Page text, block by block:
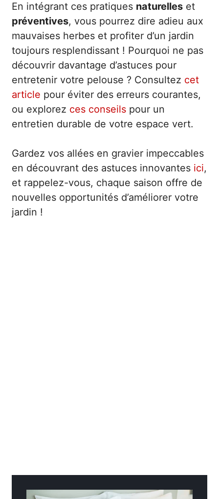
En intégrant ces pratiques naturelles et
préventives, vous pourrez dire adieu aux
mauvaises herbes et profiter d’un jardin
toujours resplendissant ! Pourquoi ne pas
découvrir davantage d’astuces pour
entretenir votre pelouse ? Consultez cet
article pour éviter des erreurs courantes,
ou explorez ces conseils pour un
entretien durable de votre espace vert.
Gardez vos allées en gravier impeccables
en découvrant des astuces innovantes ici,
et rappelez-vous, chaque saison offre de
nouvelles opportunités d’améliorer votre
jardin !